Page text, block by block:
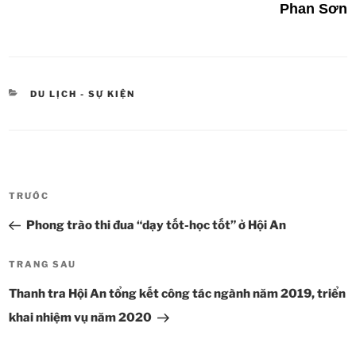
Phan Sơn
DANH
DU LỊCH - SỰ KIỆN
bài
Bài
cũ
TRƯỚC
Phong trào thi đua “dạy tốt-học tốt” ở Hội An
Bài
tiếp
theo
TRANG SAU
Thanh tra Hội An tổng kết công tác ngành năm 2019, triển
khai nhiệm vụ năm 2020